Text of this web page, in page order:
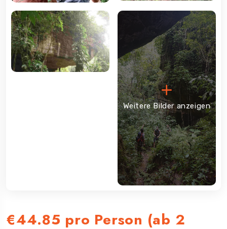
Weitere Bilder anzeigen
€44.85 pro Person (ab 2